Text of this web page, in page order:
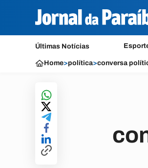
Últimas Notícias
Home>política>conversa